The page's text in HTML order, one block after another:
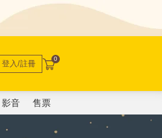
登入/註冊 0
影音 售票